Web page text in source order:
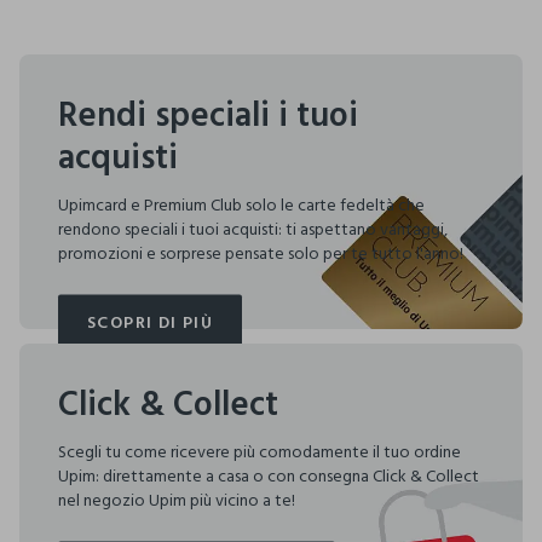
Rendi speciali i tuoi
acquisti
Upimcard e Premium Club solo le carte fedeltà che
rendono speciali i tuoi acquisti: ti aspettano vantaggi,
promozioni e sorprese pensate solo per te tutto l'anno!
SCOPRI DI PIÙ
SCOPRI DI PIÙ
Click & Collect
Scegli tu come ricevere più comodamente il tuo ordine
Upim: direttamente a casa o con consegna Click & Collect
nel negozio Upim più vicino a te!